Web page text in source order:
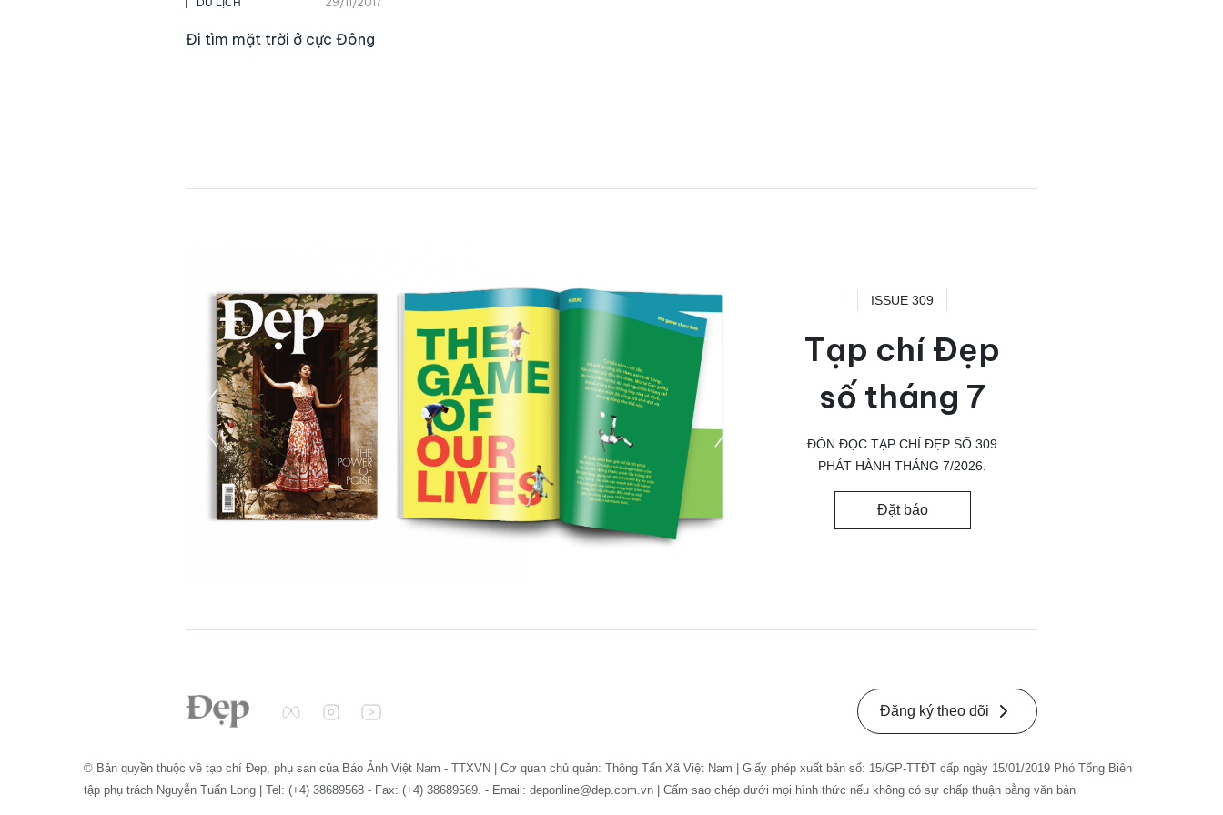
Đi tìm mặt trời ở cực Đông
ISSUE 309
Tạp chí Đẹp
số tháng 7
ĐÓN ĐỌC TẠP CHÍ ĐẸP SỐ 309
PHÁT HÀNH THÁNG 7/2026.
Đặt báo
Đăng ký theo dõi
© Bản quyền thuộc về tạp chí Đẹp, phụ san của Báo Ảnh Việt Nam - TTXVN | Cơ quan chủ quản: Thông Tấn Xã Việt Nam | Giấy phép xuất bản số: 15/GP-TTĐT cấp ngày 15/01/2019 Phó Tổng Biên
tập phụ trách Nguyễn Tuấn Long | Tel: (+4) 38689568 - Fax: (+4) 38689569. - Email: deponline@dep.com.vn | Cấm sao chép dưới mọi hình thức nếu không có sự chấp thuận bằng văn bản